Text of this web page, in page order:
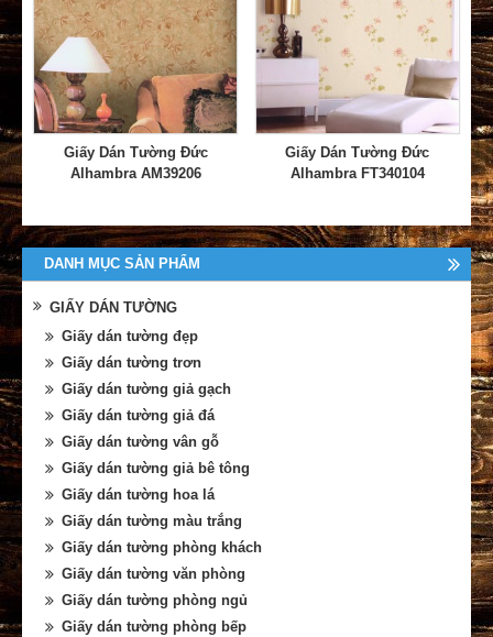
Giấy Dán Tường Đức
Alhambra AM39206
Giấy Dán Tường Đức
Alhambra FT340104
DANH MỤC SẢN PHẨM
GIẤY DÁN TƯỜNG
Giấy dán tường đẹp
Giấy dán tường trơn
Giấy dán tường giả gạch
Giấy dán tường giả đá
Giấy dán tường vân gỗ
Giấy dán tường giả bê tông
Giấy dán tường hoa lá
Giấy dán tường màu trắng
Giấy dán tường phòng khách
Giấy dán tường văn phòng
Giấy dán tường phòng ngủ
Giấy dán tường phòng bếp